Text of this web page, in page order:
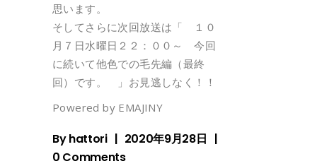
思います。
そしてさらに次回放送は「 １０
月７日水曜日２２：００～ 今回
に続いて他色での毛先編（最終
回）です。 」お見逃しなく！！
Powered by EMAJINY
Byhattori
2020年9月28日
0 Comments